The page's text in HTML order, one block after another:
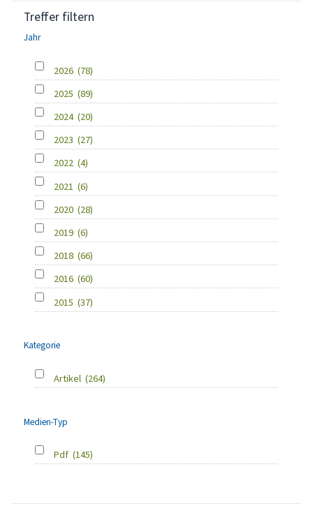
Treffer filtern
Jahr
2026 (78)
2025 (89)
2024 (20)
2023 (27)
2022 (4)
2021 (6)
2020 (28)
2019 (6)
2018 (66)
2016 (60)
2015 (37)
Kategorie
Artikel (264)
Medien-Typ
Pdf (145)